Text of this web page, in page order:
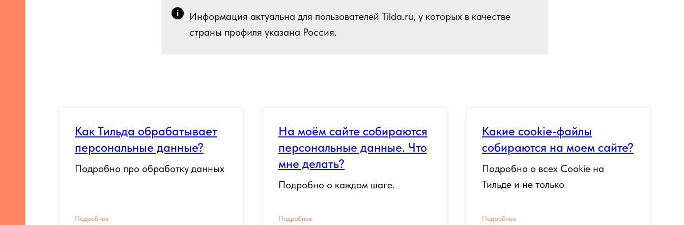
Информация актуальна для пользователей Tilda.ru, у которых в качестве
страны профиля указана Россия.
Как Тильда обрабатывает
персональные данные?
Подробно про обработку данных
Подробнее
На моём сайте собираются
персональные данные. Что
мне делать?
Подробно о каждом шаге.
Подробнее
Какие cookie-файлы
собираются на моем сайте?
Подробно о всех Cookie на
Тильде и не только
Подробнее